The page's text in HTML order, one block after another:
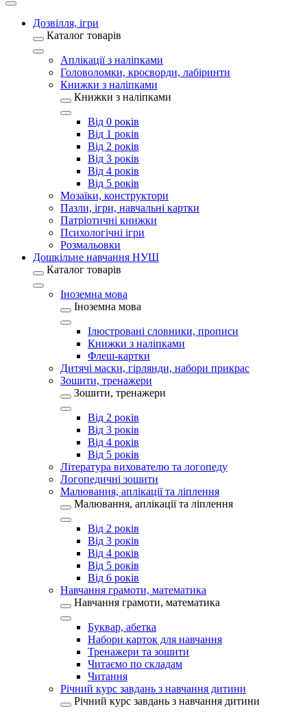
Дозвілля, ігри
Каталог товарів
Аплікації з наліпками
Головоломки, кросворди, лабіринти
Книжки з наліпками
Книжки з наліпками
Від 0 років
Від 1 років
Від 2 років
Від 3 років
Від 4 років
Від 5 років
Мозаїки, конструктори
Пазли, ігри, навчальні картки
Патріотичні книжки
Психологічні ігри
Розмальовки
Дошкільне навчання НУШ
Каталог товарів
Іноземна мова
Іноземна мова
Ілюстровані словники, прописи
Книжки з наліпками
Флеш-картки
Дитячі маски, гірлянди, набори прикрас
Зошити, тренажери
Зошити, тренажери
Від 2 років
Від 3 років
Від 4 років
Від 5 років
Література вихователю та логопеду
Логопедичні зошити
Малювання, аплікації та ліплення
Малювання, аплікації та ліплення
Від 2 років
Від 3 років
Від 4 років
Від 5 років
Від 6 років
Навчання грамоти, математика
Навчання грамоти, математика
Буквар, абетка
Набори карток для навчання
Тренажери та зошити
Читаємо по складам
Читання
Річний курс завдань з навчання дитини
Річний курс завдань з навчання дитини